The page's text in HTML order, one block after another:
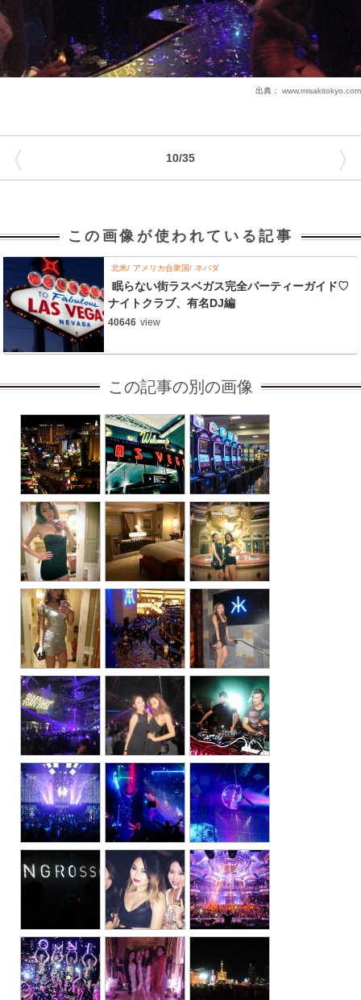
出典： www.misakitokyo.com
10/35
〈 〉
この画像が使われている記事
北米 アメリカ合衆国 ネバダ
眠らない街ラスベガス完全パーティーガイド♡
ナイトクラブ、有名DJ編
40646 view
この記事の別の画像